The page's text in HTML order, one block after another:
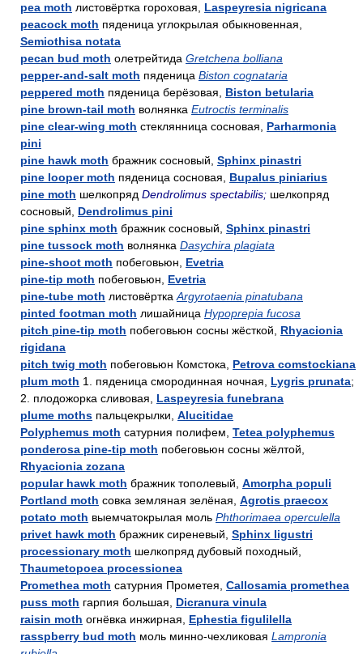
pea moth листовёртка гороховая, Laspeyresia nigricana
peacock moth пяденица углокрылая обыкновенная,
Semiothisa notata
pecan bud moth олетрейтида Gretchena bolliana
pepper-and-salt moth пяденица Biston cognataria
peppered moth пяденица берёзовая, Biston betularia
pine brown-tail moth волнянка Eutroctis terminalis
pine clear-wing moth стеклянница сосновая, Parharmonia
pini
pine hawk moth бражник сосновый, Sphinx pinastri
pine looper moth пяденица сосновая, Bupalus piniarius
pine moth шелкопряд Dendrolimus spectabilis; шелкопряд
сосновый, Dendrolimus pini
pine sphinx moth бражник сосновый, Sphinx pinastri
pine tussock moth волнянка Dasychira plagiata
pine-shoot moth побеговьюн, Evetria
pine-tip moth побеговьюн, Evetria
pine-tube moth листовёртка Argyrotaenia pinatubana
pinted footman moth лишайница Hypoprepia fucosa
pitch pine-tip moth побеговьюн сосны жёсткой, Rhyacionia
rigidana
pitch twig moth побеговьюн Комстока, Petrova comstockiana
plum moth 1. пяденица смородинная ночная, Lygris prunata;
2. плодожорка сливовая, Laspeyresia funebrana
plume moths пальцекрылки, Alucitidae
Polyphemus moth сатурния полифем, Tetea polyphemus
ponderosa pine-tip moth побеговьюн сосны жёлтой,
Rhyacionia zozana
popular hawk moth бражник тополевый, Amorpha populi
Portland moth совка земляная зелёная, Agrotis praecox
potato moth выемчатокрылая моль Phthorimaea operculella
privet hawk moth бражник сиреневый, Sphinx ligustri
processionary moth шелкопряд дубовый походный,
Thaumetopoea processionea
Promethea moth сатурния Прометея, Callosamia promethea
puss moth гарпия большая, Dicranura vinula
raisin moth огнёвка инжирная, Ephestia figulilella
rasspberry bud moth моль минно-чехликовая Lampronia